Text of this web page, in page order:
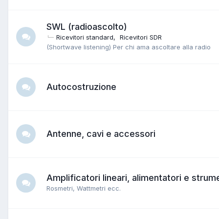
SWL (radioascolto)
Ricevitori standard
Ricevitori SDR
(Shortwave listening) Per chi ama ascoltare alla radio
Autocostruzione
Antenne, cavi e accessori
Amplificatori lineari, alimentatori e
Rosmetri, Wattmetri ecc.